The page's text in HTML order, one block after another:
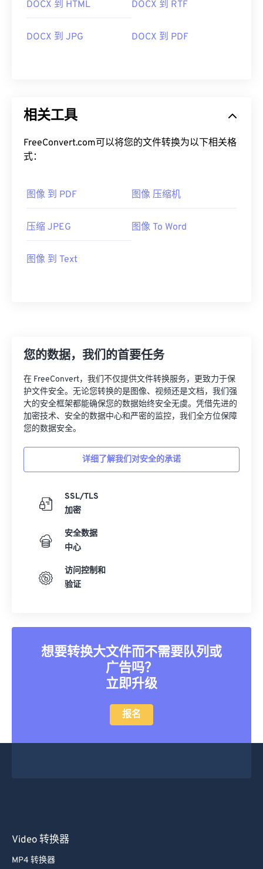
DOCX 到 HTML DOCX 到 RTF
DOCX 到 JPG DOCX 到 PDF
相关工具
FreeConvert.com可以将您的文件转换为以下相关格
式：
图像 到 PDF 图像 压缩机
压缩 JPEG 图像 To Word
图像 到 Text
您的数据，我们的首要任务
在 FreeConvert，我们不仅提供文件转换服务，更致力于保
护文件安全。无论您转换的是图像、视频还是文档，我们强
大的安全框架都能确保您的数据始终安全无虞。凭借先进的
加密技术、安全的数据中心和严密的监控，我们全方位保障
您的数据安全。
详细了解我们对安全的承诺
SSL/TLS
加密
安全数据
中心
访问控制和
验证
想要转换大文件而不需要队列或
广告吗？
立即升级
报名
Video 转换器
MP4 转换器